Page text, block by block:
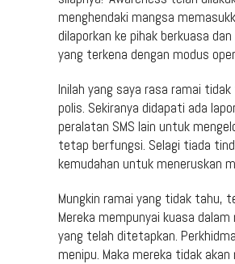
menghendaki mangsa
dilaporkan ke pihak berkuasa
yang terkena dengan modus
Inilah yang saya rasa ramai
polis. Sekiranya didapati ada
peralatan SMS lain untuk
tetap berfungsi. Selagi tiada
kemudahan untuk meneruskan
Mungkin ramai yang tidak tahu,
Mereka mempunyai kuasa
yang telah ditetapkan.
menipu. Maka mereka tidak